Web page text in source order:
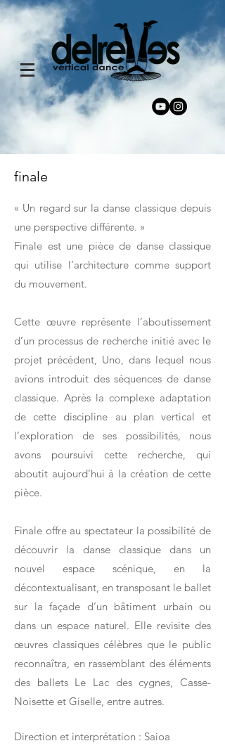
finale
« Un regard sur la danse classique depuis
une perspective différente. »
Finale est une pièce de danse classique
qui utilise l’architecture comme support
du mouvement.
Cette œuvre représente l’aboutissement
d’un processus de recherche initié avec le
projet précédent, Uno, dans lequel nous
avions introduit des séquences de danse
classique. Après la complexe adaptation
de cette discipline au plan vertical et
l’exploration de ses possibilités, nous
avons poursuivi cette recherche, qui
aboutit aujourd’hui à la création de cette
pièce.
Finale offre au spectateur la possibilité de
découvrir la danse classique dans un
nouvel espace scénique, en la
décontextualisant, en transposant le ballet
sur la façade d’un bâtiment urbain ou
dans un espace naturel. Elle revisite des
œuvres classiques célèbres que le public
reconnaîtra, en rassemblant des éléments
des ballets Le Lac des cygnes, Casse-
Noisette et Giselle, entre autres.
Direction et interprétation : Saioa